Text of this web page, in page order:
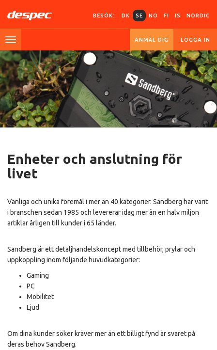
BESÖK: DK SE NO FI IS NORDIC
ANMÄL DIG LOGGA IN
Enheter och anslutning för
livet
Vanliga och unika föremål i mer än 40 kategorier. Sandberg har varit
i branschen sedan 1985 och levererar idag mer än en halv miljon
artiklar årligen till kunder i 65 länder.
Sandberg är ett detaljhandelskoncept med tillbehör, prylar och
uppkoppling inom följande huvudkategorier:
Gaming
PC
Mobilitet
Ljud
Om dina kunder söker kräver mer än ett billigt fynd är svaret på
deras behov Sandberg.